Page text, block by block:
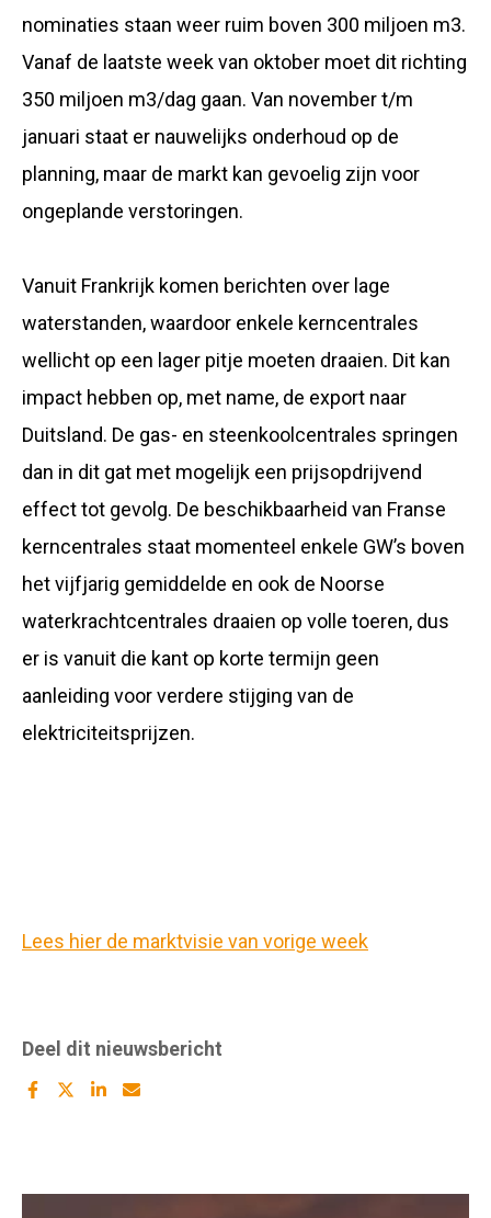
nominaties staan weer ruim boven 300 miljoen m3.
Vanaf de laatste week van oktober moet dit richting
350 miljoen m3/dag gaan. Van november t/m
januari staat er nauwelijks onderhoud op de
planning, maar de markt kan gevoelig zijn voor
ongeplande verstoringen.
Vanuit Frankrijk komen berichten over lage
waterstanden, waardoor enkele kerncentrales
wellicht op een lager pitje moeten draaien. Dit kan
impact hebben op, met name, de export naar
Duitsland. De gas- en steenkoolcentrales springen
dan in dit gat met mogelijk een prijsopdrijvend
effect tot gevolg. De beschikbaarheid van Franse
kerncentrales staat momenteel enkele GW’s boven
het vijfjarig gemiddelde en ook de Noorse
waterkrachtcentrales draaien op volle toeren, dus
er is vanuit die kant op korte termijn geen
aanleiding voor verdere stijging van de
elektriciteitsprijzen.
Lees hier de marktvisie van vorige week
Deel dit nieuwsbericht
Deel
Deel Deel